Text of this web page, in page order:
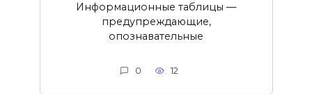
Информационные таблицы —
предупреждающие,
опознавательные
0 12